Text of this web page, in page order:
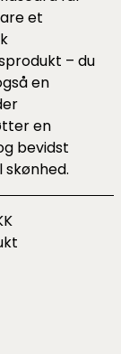
et
– du
en
en
bevidst
skønhed.